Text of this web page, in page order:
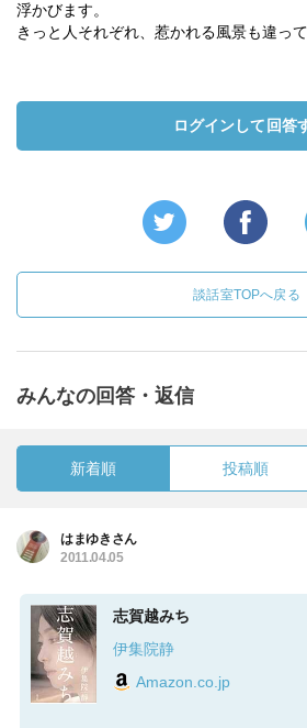
浮かびます。
きっと人それぞれ、惹かれる風景も違っ
ログインして回答
談話室TOPへ戻る
みんなの回答・返信
新着順 投稿順
はまゆきさん
2011.04.05
志賀越みち
伊集院静
Amazon.co.jp